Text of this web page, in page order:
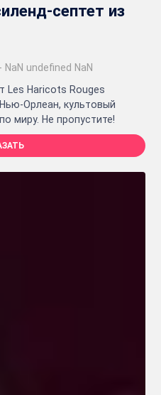
септет из
undefined NaN
Les Haricots Rouges
Орлеан, культовый
миру. Не пропустите!